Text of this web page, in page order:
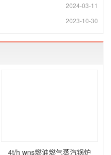
2024-03-11
2023-10-30
4t/h wns燃油燃气蒸汽锅炉